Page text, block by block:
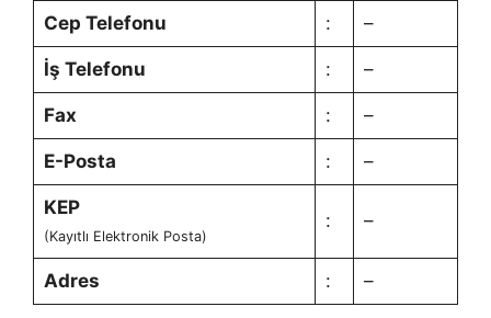
Cep Telefonu : –
İş Telefonu : –
Fax : –
E-Posta : –
KEP
(Kayıtlı Elektronik Posta)
: –
Adres : –